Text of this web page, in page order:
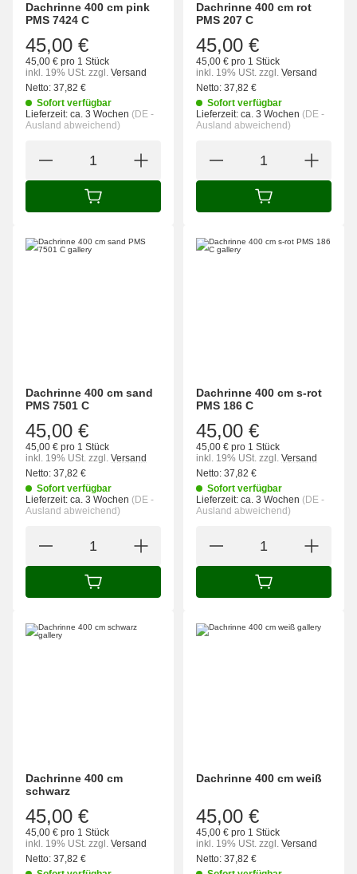
Dachrinne 400 cm pink
PMS 7424 C
45,00 €
45,00 € pro 1 Stück
inkl. 19% USt. zzgl. Versand
Netto: 37,82 €
Sofort verfügbar
Lieferzeit: ca. 3 Wochen (DE -
Ausland abweichend)
IN DEN WARENKORB
Dachrinne 400 cm rot
PMS 207 C
45,00 €
45,00 € pro 1 Stück
inkl. 19% USt. zzgl. Versand
Netto: 37,82 €
Sofort verfügbar
Lieferzeit: ca. 3 Wochen (DE -
Ausland abweichend)
IN DEN
Dachrinne 400 cm sand
PMS 7501 C
45,00 €
45,00 € pro 1 Stück
inkl. 19% USt. zzgl. Versand
Netto: 37,82 €
Sofort verfügbar
Lieferzeit: ca. 3 Wochen (DE -
Ausland abweichend)
IN DEN WARENKORB
Dachrinne 400 cm s-rot
PMS 186 C
45,00 €
45,00 € pro 1 Stück
inkl. 19% USt. zzgl. Versand
Netto: 37,82 €
Sofort verfügbar
Lieferzeit: ca. 3 Wochen (DE -
Ausland abweichend)
IN DEN
Dachrinne 400 cm
schwarz
45,00 €
45,00 € pro 1 Stück
inkl. 19% USt. zzgl. Versand
Netto: 37,82 €
Dachrinne 400 cm weiß
45,00 €
45,00 € pro 1 Stück
inkl. 19% USt. zzgl. Versand
Netto: 37,82 €